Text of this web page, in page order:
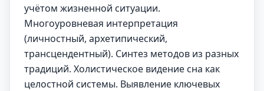
учётом жизненной ситуации.
Многоуровневая интерпретация
(личностный, архетипический,
трансцендентный). Синтез методов из разных
традиций. Холистическое видение сна как
целостной системы. Выявление ключевых